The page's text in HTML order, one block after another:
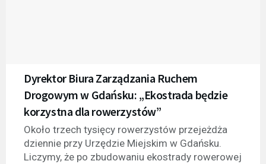
Dyrektor Biura Zarządzania Ruchem
Drogowym w Gdańsku: „Ekostrada będzie
korzystna dla rowerzystów”
Około trzech tysięcy rowerzystów przejeżdża
dziennie przy Urzędzie Miejskim w Gdańsku.
Liczymy, że po zbudowaniu ekostrady rowerowej